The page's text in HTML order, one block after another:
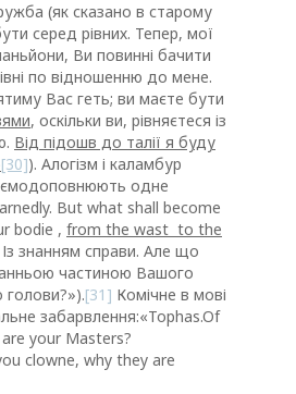
(як сказано в старому
серед рівних. Тепер, мої
Ви повинні бачити
по відношенню до мене.
Вас геть; ви маєте бути
, оскільки ви, рівняєтеся із
Від підошв до талії я буду
[30]). Алогізм і каламбур
одне
But what shall become
bodie , from the wast to the
знанням справи. Але що
частиною Вашого
голови?»).[31] Комічне в мові
забарвлення:«Tophas.Of
your Masters?
clowne, why they are